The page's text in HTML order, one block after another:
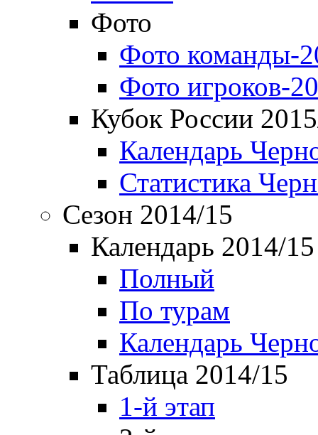
Фото
Фото команды-
Фото игроков-
Кубок России
Календарь
Статистика
Сезон 2014/15
Календарь 2014/15
Полный
По турам
Календарь
Таблица 2014/15
1-й этап